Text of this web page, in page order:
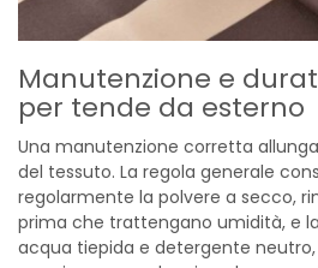
Manutenzione e
per tende da esterno
Una manutenzione corretta
del tessuto. La regola generale
regolarmente la polvere a secco,
prima che trattengano umidità, e
acqua tiepida e detergente